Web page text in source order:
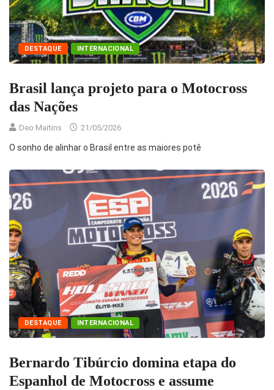
DESTAQUE INTERNACIONAL
Brasil lança projeto para o Motocross
das Nações
Deo Martins 21/05/2026
O sonho de alinhar o Brasil entre as maiores potê
DESTAQUE INTERNACIONAL
Bernardo Tibúrcio domina etapa do
Espanhol de Motocross e assume